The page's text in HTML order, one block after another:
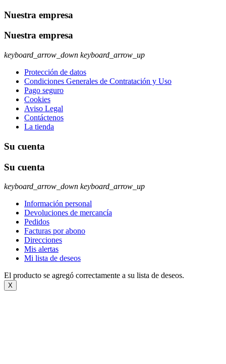
Nuestra empresa
Nuestra empresa
keyboard_arrow_down keyboard_arrow_up
Protección de datos
Condiciones Generales de Contratación y Uso
Pago seguro
Cookies
Aviso Legal
Contáctenos
La tienda
Su cuenta
Su cuenta
keyboard_arrow_down keyboard_arrow_up
Información personal
Devoluciones de mercancía
Pedidos
Facturas por abono
Direcciones
Mis alertas
Mi lista de deseos
El producto se agregó correctamente a su lista de deseos.
X